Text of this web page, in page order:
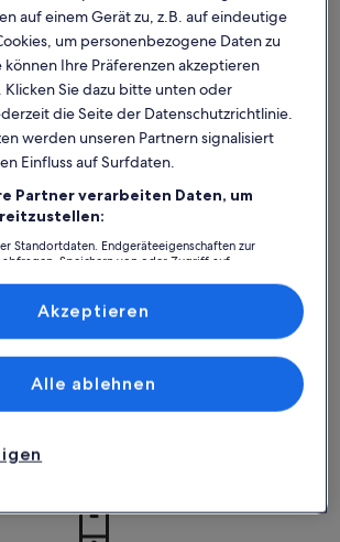
für unsere App?
in Verbindung
deine Buchungsdetails immer
auch ohne WLAN!
ist rund um die Uhr,
auf einem Gerät zu, z.B. auf eindeutige
um personenbezogene Daten zu
Ihre Präferenzen akzeptieren
Sie dazu bitte unten oder
die Seite der Datenschutzrichtlinie.
werden unseren Partnern signalisiert
Einfluss auf Surfdaten.
Partner verarbeiten Daten, um
Standortdaten. Endgeräteeigenschaften zur
Speichern von oder Zugriff auf
Werbeleistung und der Performance von Inhalten,
sowie Entwicklung und Verbesserung von
(Lieferanten)
Alle ablehnen
Akzeptieren